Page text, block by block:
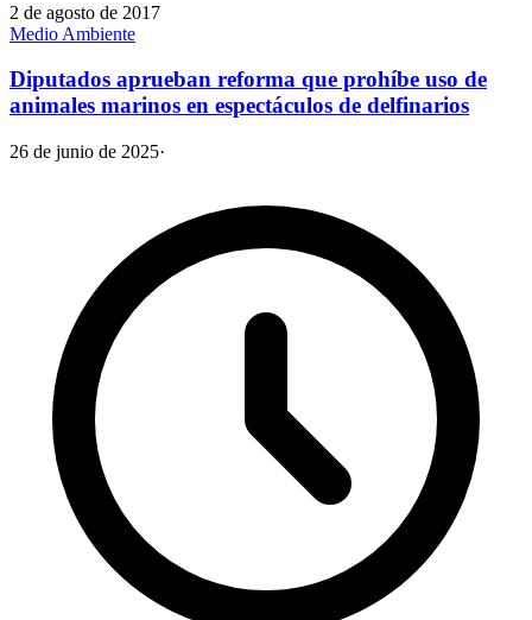
2 de agosto de 2017
Medio Ambiente
Diputados aprueban reforma que prohíbe uso de
animales marinos en espectáculos de delfinarios
26 de junio de 2025·